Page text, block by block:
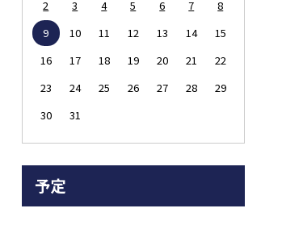
2 3 4 5 6 7
8
9
10 11 12 13 14
15
16
17 18 19 20 21
22
23
24 25 26 27 28
29
30
31
予定